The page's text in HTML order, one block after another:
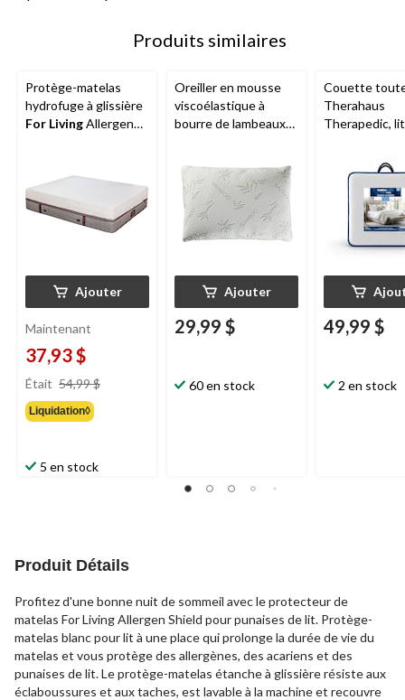
Produits similaires
Protège-matelas
hydrofuge à glissière
For LivingAllergen
Ajouter
Maintenant
37,93 $
Était 54,99 $
Liquidation◊
5 en stock
Oreiller en mousse
viscoélastique à
bourre de lambeaux
Ajouter
29,99 $
60 en stock
Couette
Therahaus
Therapedic,
49,99 $
2 en stock
Produit Détails
Profitez d'une bonne nuit de sommeil avec le protecteur de
matelas For Living Allergen Shield pour punaises de lit. Protège-
matelas blanc pour lit à une place qui prolonge la durée de vie du
matelas et vous protège des allergènes, des acariens et des
punaises de lit. Le protège-matelas étanche à glissière résiste aux
éclaboussures et aux taches, est lavable à la machine et recouvre